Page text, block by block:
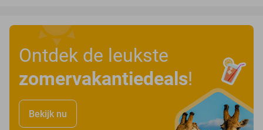
Ontdek de leukste
zomervakantiedeals!
Bekijk nu